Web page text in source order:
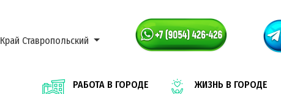
Край Ставропольский
РАБОТА В ГОРОДЕ ЖИЗНЬ В ГОРОДЕ